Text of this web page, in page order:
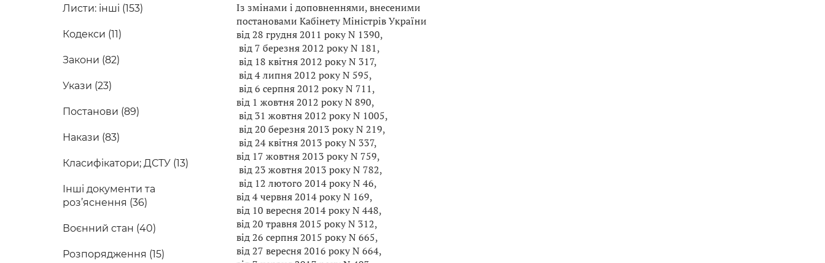
Листи: інші (153)
Кодекси (11)
Закони (82)
Укази (23)
Постанови (89)
Накази (83)
Класифікатори; ДСТУ (13)
Інші документи та
роз’яснення (36)
Воєнний стан (40)
Розпорядження (15)
Із змінами і доповненнями, внесеними
постановами Кабінету Міністрів України
від 28 грудня 2011 року N 1390,
від 7 березня 2012 року N 181,
від 18 квітня 2012 року N 317,
від 4 липня 2012 року N 595,
від 6 серпня 2012 року N 711,
від 1 жовтня 2012 року N 890,
від 31 жовтня 2012 року N 1005,
від 20 березня 2013 року N 219,
від 24 квітня 2013 року N 337,
від 17 жовтня 2013 року N 759,
від 23 жовтня 2013 року N 782,
від 12 лютого 2014 року N 46,
від 4 червня 2014 року N 169,
від 10 вересня 2014 року N 448,
від 20 травня 2015 року N 312,
від 26 серпня 2015 року N 665,
від 27 вересня 2016 року N 664,